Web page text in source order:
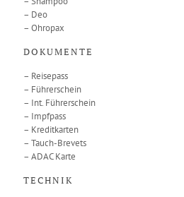
– Deo
– Ohropax
DOKUMENTE
– Reisepass
– Führerschein
– Int. Führerschein
– Impfpass
– Kreditkarten
– Tauch-Brevets
– ADAC Karte
TECHNIK